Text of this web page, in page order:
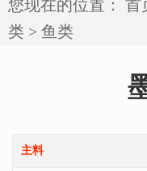
您现在的位置： 首
类 > 鱼类
主料